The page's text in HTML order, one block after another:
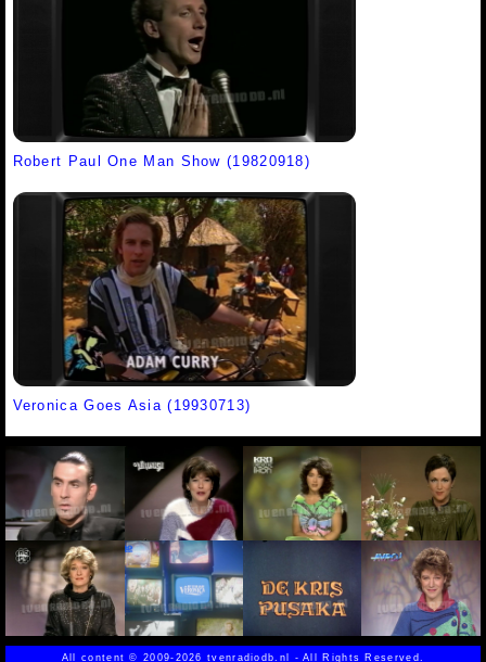
Robert Paul One Man Show (19820918)
Veronica Goes Asia (19930713)
All content© 2009-2026 tvenradiodb.nl - All Rights Reserved.